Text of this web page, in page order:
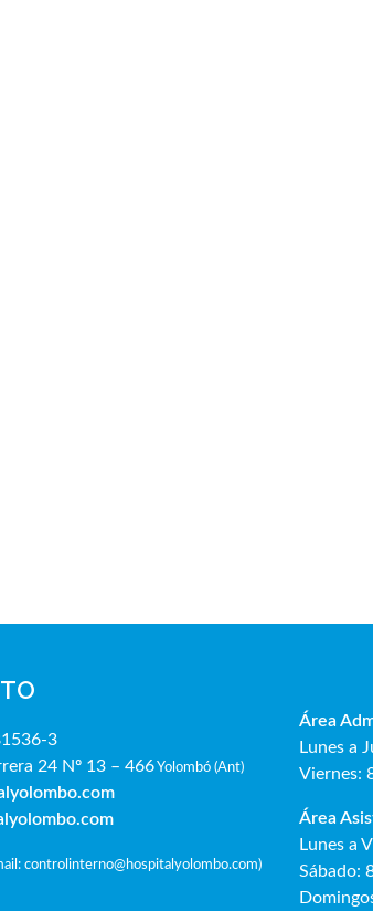
3
24 Nº 13 – 466Yolombó (Ant)
controlinterno@hospitalyolombo.com)
Área
Lunes a
Viernes:
Área
Lunes a
Sábado: